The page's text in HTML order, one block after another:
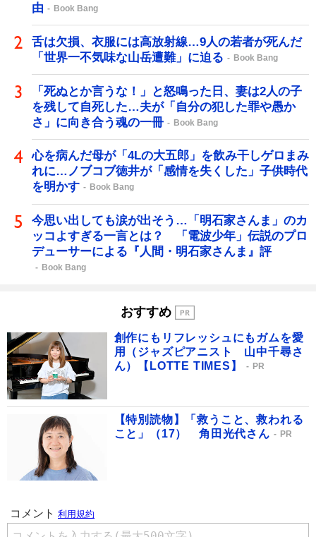
由
Book Bang
舌は欠損、衣服には高放射線…9人の若者が死んだ
「世界一不気味な山岳遭難」に迫る
Book Bang
「死ぬとか言うな！」と怒鳴った日、妻は2人の子
を残して自死した…夫が「自分の犯した罪や愚か
さ」に向き合う魂の一冊
Book Bang
心を病んだ母が「4Lの大五郎」を飲み干しゲロまみ
れに…ノブコブ徳井が「感情を失くした」子供時代
を明かす
Book Bang
今思い出しても涙が出そう…「明石家さんま」のカ
ッコよすぎる一言とは？ 「電波少年」伝説のプロ
デューサーによる『人間・明石家さんま』評
Book Bang
おすすめ
創作にもリフレッシュにもガムを愛
用（ジャズピアニスト 山中千尋さ
ん）【LOTTE TIMES】
PR
【特別読物】「救うこと、救われる
こと」（17） 角田光代さん
PR